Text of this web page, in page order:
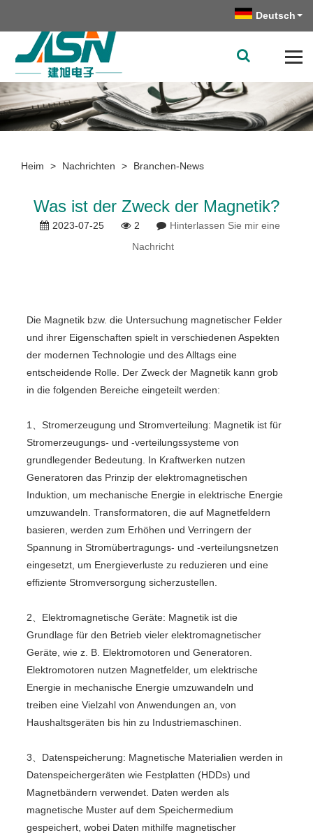
Deutsch
Heim > Nachrichten > Branchen-News
Was ist der Zweck der Magnetik?
2023-07-25 2
Hinterlassen Sie mir eine
Nachricht
Die Magnetik bzw. die Untersuchung magnetischer Felder
und ihrer Eigenschaften spielt in verschiedenen Aspekten
der modernen Technologie und des Alltags eine
entscheidende Rolle. Der Zweck der Magnetik kann grob
in die folgenden Bereiche eingeteilt werden:
1、Stromerzeugung und Stromverteilung: Magnetik ist für
Stromerzeugungs- und -verteilungssysteme von
grundlegender Bedeutung. In Kraftwerken nutzen
Generatoren das Prinzip der elektromagnetischen
Induktion, um mechanische Energie in elektrische Energie
umzuwandeln. Transformatoren, die auf Magnetfeldern
basieren, werden zum Erhöhen und Verringern der
Spannung in Stromübertragungs- und -verteilungsnetzen
eingesetzt, um Energieverluste zu reduzieren und eine
effiziente Stromversorgung sicherzustellen.
2、Elektromagnetische Geräte: Magnetik ist die
Grundlage für den Betrieb vieler elektromagnetischer
Geräte, wie z. B. Elektromotoren und Generatoren.
Elektromotoren nutzen Magnetfelder, um elektrische
Energie in mechanische Energie umzuwandeln und
treiben eine Vielzahl von Anwendungen an, von
Haushaltsgeräten bis hin zu Industriemaschinen.
3、Datenspeicherung: Magnetische Materialien werden in
Datenspeichergeräten wie Festplatten (HDDs) und
Magnetbändern verwendet. Daten werden als
magnetische Muster auf dem Speichermedium
gespeichert, wobei Daten mithilfe magnetischer